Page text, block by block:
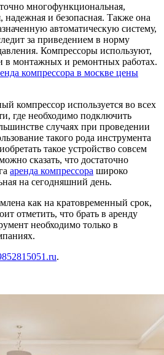
многофункциональная,
надежная и безопасная. Также она
автоматическую систему,
за приведением в норму
Компрессоры используют,
в монтажных и ремонтных работах.
компрессора в москве цены
компрессор используется во всех
где необходимо подключить
случаях при проведении
такого рода инструмента
такое устройство совсем
сказать, что достаточно
аренда компрессора широко
на сегодняшний день.
как на кратовременный срок,
отметить, что брать в аренду
необходимо только в
.